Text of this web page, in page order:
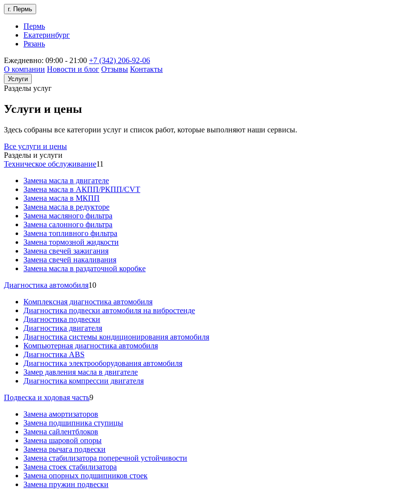
г. Пермь
Пермь
Екатеринбург
Рязань
Ежедневно: 09:00 - 21:00 +7 (342) 206-92-06
О компании Новости и блог Отзывы Контакты
Услуги
Разделы услуг
Услуги и цены
Здесь собраны все категории услуг и список работ, которые выполняют наши сервисы.
Все услуги и цены
Разделы и услуги
Техническое обслуживание11
Замена масла в двигателе
Замена масла в АКПП/РКПП/CVT
Замена масла в МКПП
Замена масла в редукторе
Замена масляного фильтра
Замена салонного фильтра
Замена топливного фильтра
Замена тормозной жидкости
Замена свечей зажигания
Замена свечей накаливания
Замена масла в раздаточной коробке
Диагностика автомобиля10
Комплексная диагностика автомобиля
Диагностика подвески автомобиля на вибростенде
Диагностика подвески
Диагностика двигателя
Диагностика системы кондиционирования автомобиля
Компьютерная диагностика автомобиля
Диагностика ABS
Диагностика электрооборудования автомобиля
Замер давления масла в двигателе
Диагностика компрессии двигателя
Подвеска и ходовая часть9
Замена амортизаторов
Замена подшипника ступицы
Замена сайлентблоков
Замена шаровой опоры
Замена рычага подвески
Замена стабилизатора поперечной устойчивости
Замена стоек стабилизатора
Замена опорных подшипников стоек
Замена пружин подвески